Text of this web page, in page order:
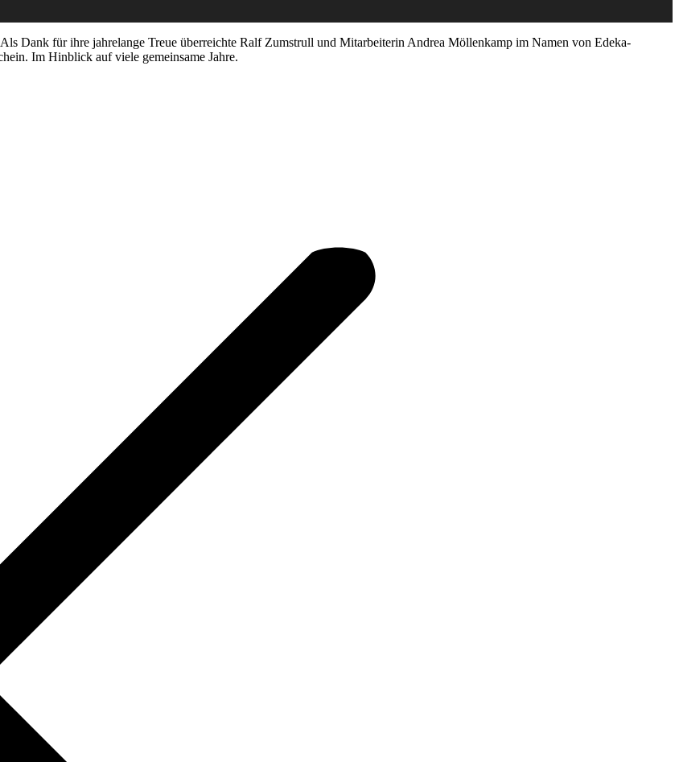
Dank für ihre jahrelange Treue überreichte Ralf Zumstrull und Mitarbeiterin Andrea Möllenkamp im Namen von Edeka-
Im Hinblick auf viele gemeinsame Jahre.